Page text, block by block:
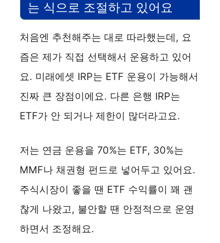
는 식으로 조절하고 있어요
처음엔 추천해주는 대로 따라했는데, 요
즘은 제가 직접 선택해서 운용하고 있어
요. 미래에셋 IRP는 ETF 운용이 가능해서
진짜 큰 장점이에요. 다른 은행 IRP는
ETF가 안 되거나 제한이 많더라고요.
저는 연금 운용을 70%는 ETF, 30%는
MMF나 채권형 펀드로 넣어두고 있어요.
주식시장이 좋을 땐 ETF 수익률이 꽤 괜
찮게 나왔고, 불안할 땐 안정적으로 운영
하면서 조정해요.